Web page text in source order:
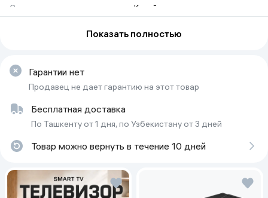
Страна-изготовитель
Китай
Тип связи
Материал
ABS пластик
Страна производитель
Показать полностью
Гарантии нет
Продавец не дает гарантию на этот товар
Бесплатная доставка
По Ташкенту от 1 дня, по Узбекистану от 3 дней
Товар можно вернуть в течение 10 дней